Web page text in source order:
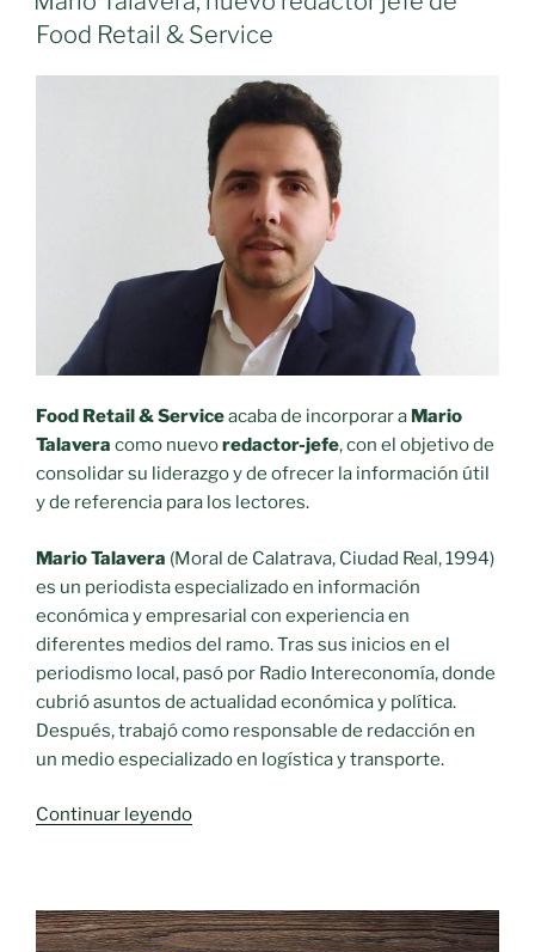
Food Retail & Service
Food Retail & Serviceacaba de incorporar a Mario
Talavera como nuevoredactor-jefe, con el objetivo de
consolidar su liderazgo y de ofrecer la información útil
y de referencia para los lectores.
Mario Talavera (Moral de Calatrava, Ciudad Real, 1994)
es un periodista especializado en información
económica y empresarial con experiencia en
diferentes medios del ramo. Tras sus inicios en el
periodismo local, pasó por Radio Intereconomía, donde
cubrió asuntos de actualidad económica y política.
Después, trabajó como responsable de redacción en
un medio especializado en logística y transporte.
Continuar leyendo«Mario
jefe